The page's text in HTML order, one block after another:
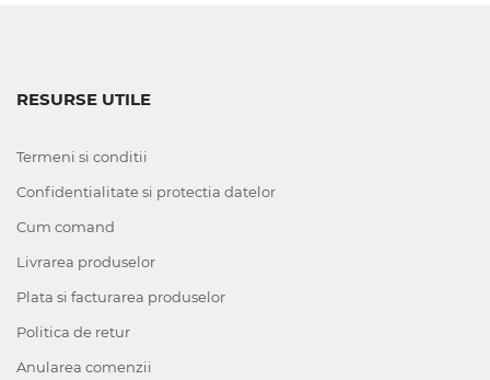
RESURSE UTILE
Termeni si conditii
Confidentialitate si protectia datelor
Cum comand
Livrarea produselor
Plata si facturarea produselor
Politica de retur
Anularea comenzii